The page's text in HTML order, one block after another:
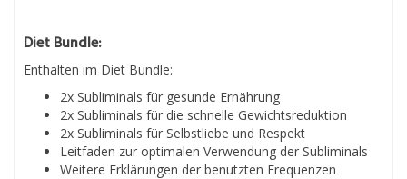
Diet Bundle:
Enthalten im Diet Bundle:
2x Subliminals für gesunde Ernährung
2x Subliminals für die schnelle Gewichtsreduktion
2x Subliminals für Selbstliebe und Respekt
Leitfaden zur optimalen Verwendung der Subliminals
Weitere Erklärungen der benutzten Frequenzen